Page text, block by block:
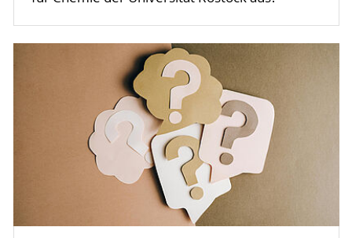
Grundlagen (3 LP)
Organische Chemie 4
Radikal- und Photochemie (3 LP)
Strukturanalytik 1
Synthese, 3D-Strukturen und Analyse
organischer Verbindungen (6 LP)
Theoretische Chemie 1
Grundlagen der Quantenchemie und
Spektroskopie (6 LP)